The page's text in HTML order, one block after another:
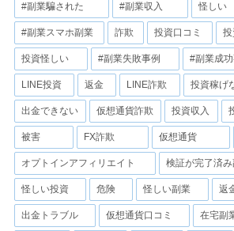
#副業騙された #副業収入 怪しい
#副業スマホ副業 詐欺 投資口コミ 投
投資怪しい #副業失敗事例 #副業成功
LINE投資 返金 LINE詐欺 投資稼げ
出金できない 仮想通貨詐欺 投資収入
被害 FX詐欺 仮想通貨
オプトインアフィリエイト 検証が完了済
怪しい投資 危険 怪しい副業 返
出金トラブル 仮想通貨口コミ 在宅副